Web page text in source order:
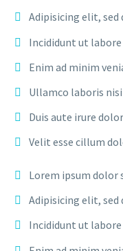
Adipisicing elit,
Incididunt ut
Enim ad minim
Ullamco laboris
Duis aute irure
Velit esse cillum
Lorem ipsum
Adipisicing elit,
Incididunt ut